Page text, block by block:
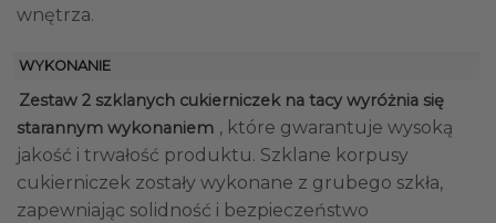
wnętrza.
WYKONANIE
Zestaw 2 szklanych cukierniczek na tacy wyróżnia się
starannym wykonaniem , które gwarantuje wysoką
jakość i trwałość produktu. Szklane korpusy
cukierniczek zostały wykonane z grubego szkła,
zapewniając solidność i bezpieczeństwo